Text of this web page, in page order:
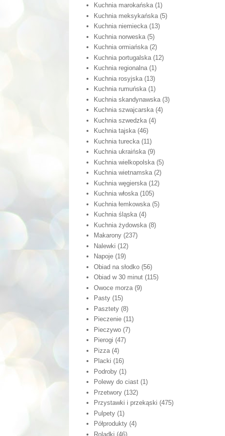
Kuchnia marokańska (1)
Kuchnia meksykańska (5)
Kuchnia niemiecka (13)
Kuchnia norweska (5)
Kuchnia ormiańska (2)
Kuchnia portugalska (12)
Kuchnia regionalna (1)
Kuchnia rosyjska (13)
Kuchnia rumuńska (1)
Kuchnia skandynawska (3)
Kuchnia szwajcarska (4)
Kuchnia szwedzka (4)
Kuchnia tajska (46)
Kuchnia turecka (11)
Kuchnia ukraińska (9)
Kuchnia wielkopolska (5)
Kuchnia wietnamska (2)
Kuchnia węgierska (12)
Kuchnia włoska (105)
Kuchnia łemkowska (5)
Kuchnia śląska (4)
Kuchnia żydowska (8)
Makarony (237)
Nalewki (12)
Napoje (19)
Obiad na słodko (56)
Obiad w 30 minut (115)
Owoce morza (9)
Pasty (15)
Pasztety (8)
Pieczenie (11)
Pieczywo (7)
Pierogi (47)
Pizza (4)
Placki (16)
Podroby (1)
Polewy do ciast (1)
Przetwory (132)
Przystawki i przekąski (475)
Pulpety (1)
Półprodukty (4)
Roladki (46)